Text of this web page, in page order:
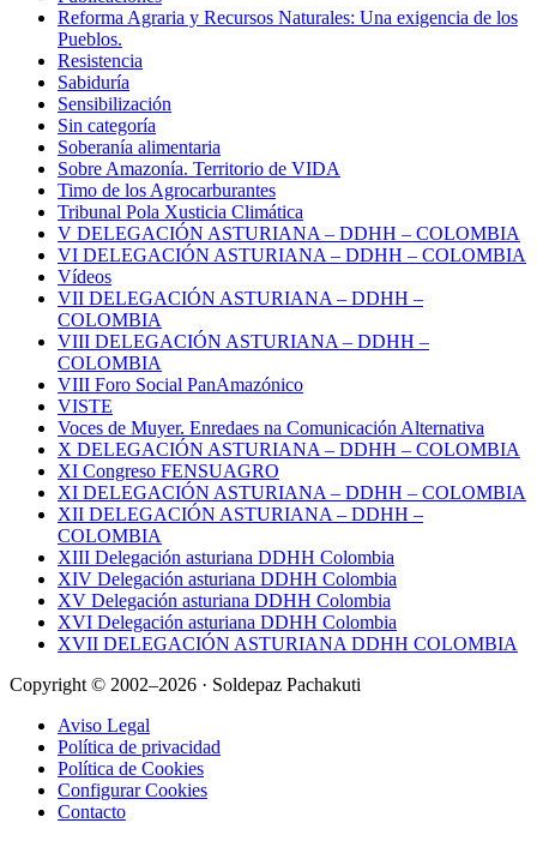
Reforma Agraria y Recursos Naturales: Una exigencia de los
Pueblos.
Resistencia
Sabiduría
Sensibilización
Sin categoría
Soberanía alimentaria
Sobre Amazonía. Territorio de VIDA
Timo de los Agrocarburantes
Tribunal Pola Xusticia Climática
V DELEGACIÓN ASTURIANA – DDHH – COLOMBIA
VI DELEGACIÓN ASTURIANA – DDHH – COLOMBIA
Vídeos
VII DELEGACIÓN ASTURIANA – DDHH –
COLOMBIA
VIII DELEGACIÓN ASTURIANA – DDHH –
COLOMBIA
VIII Foro Social PanAmazónico
VISTE
Voces de Muyer. Enredaes na Comunicación Alternativa
X DELEGACIÓN ASTURIANA – DDHH – COLOMBIA
XI Congreso FENSUAGRO
XI DELEGACIÓN ASTURIANA – DDHH – COLOMBIA
XII DELEGACIÓN ASTURIANA – DDHH –
COLOMBIA
XIII Delegación asturiana DDHH Colombia
XIV Delegación asturiana DDHH Colombia
XV Delegación asturiana DDHH Colombia
XVI Delegación asturiana DDHH Colombia
XVII DELEGACIÓN ASTURIANA DDHH COLOMBIA
Copyright © 2002–2026 · Soldepaz Pachakuti
Aviso Legal
Política de privacidad
Política de Cookies
Configurar Cookies
Contacto